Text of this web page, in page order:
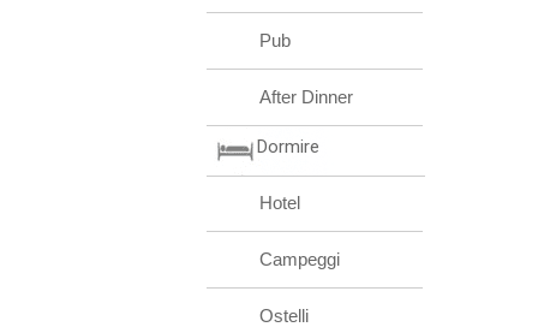
Pub
After Dinner
Dormire
Hotel
Campeggi
Ostelli